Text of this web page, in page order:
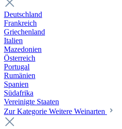
Deutschland
Frankreich
Griechenland
Italien
Mazedonien
Österreich
Portugal
Rumänien
Spanien
Südafrika
Vereinigte Staaten
Zur Kategorie Weitere Weinarten